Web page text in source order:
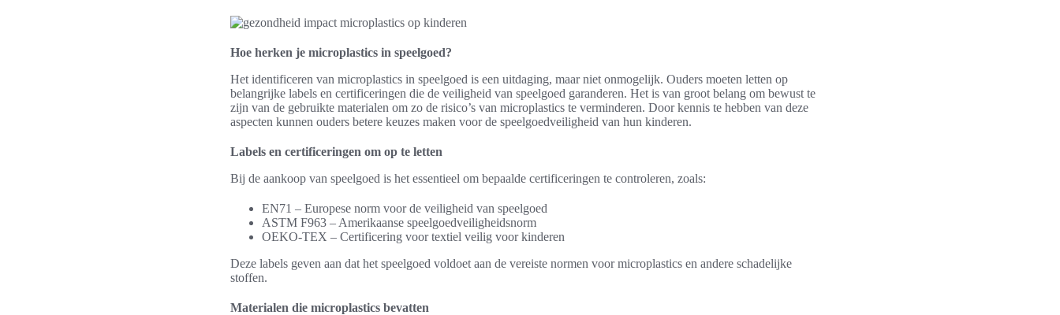
Hoe herken je microplastics in speelgoed?
Het identificeren van microplastics in speelgoed is een uitdaging, maar niet onmogelijk. Ouders moeten letten op
belangrijke labels en certificeringen die de veiligheid van speelgoed garanderen. Het is van groot belang om bewust te
zijn van de gebruikte materialen om zo de risico’s van microplastics te verminderen. Door kennis te hebben van deze
aspecten kunnen ouders betere keuzes maken voor de speelgoedveiligheid van hun kinderen.
Labels en certificeringen om op te letten
Bij de aankoop van speelgoed is het essentieel om bepaalde certificeringen te controleren, zoals:
EN71 – Europese norm voor de veiligheid van speelgoed
ASTM F963 – Amerikaanse speelgoedveiligheidsnorm
OEKO-TEX – Certificering voor textiel veilig voor kinderen
Deze labels geven aan dat het speelgoed voldoet aan de vereiste normen voor microplastics en andere schadelijke
stoffen.
Materialen die microplastics bevatten